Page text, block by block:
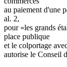
au paiement d'une
al. 2,
pour «les grands
place publique
et le colportage
autorise le Conseil